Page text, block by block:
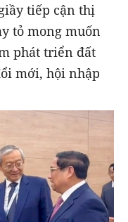
tiếp cận thị
tỏ mong muốn
phát triển đất
mới, hội nhập